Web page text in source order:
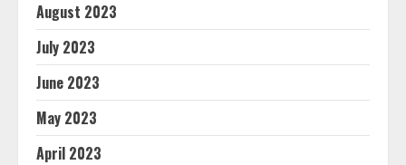
August 2023
July 2023
June 2023
May 2023
April 2023